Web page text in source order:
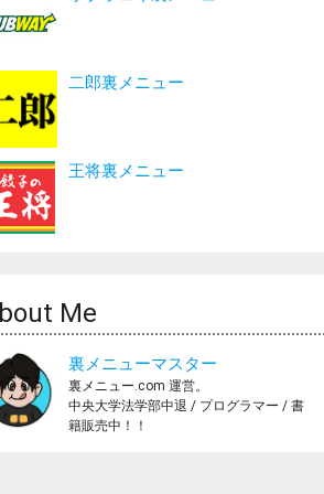
二郎裏メニュー
王将裏メニュー
Me
裏メニューマスター
裏メニュー.com 運営。
中央大学法学部中退 / プログラマー / 書
籍販売中！！